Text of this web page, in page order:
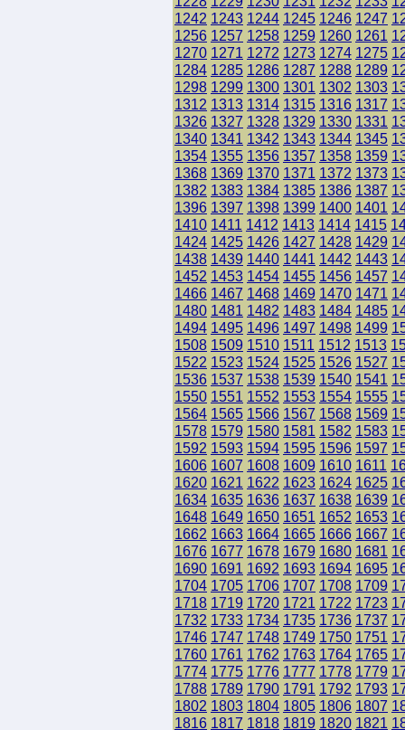
1242 1243 1244 1245 1246 1247
1256 1257 1258 1259 1260 1261
1270 1271 1272 1273 1274 1275
1284 1285 1286 1287 1288 1289
1298 1299 1300 1301 1302 1303
1312 1313 1314 1315 1316 1317
1326 1327 1328 1329 1330 1331
1340 1341 1342 1343 1344 1345
1354 1355 1356 1357 1358 1359
1368 1369 1370 1371 1372 1373
1382 1383 1384 1385 1386 1387
1396 1397 1398 1399 1400 1401
1410 1411 1412 1413 1414 1415
1424 1425 1426 1427 1428 1429
1438 1439 1440 1441 1442 1443
1452 1453 1454 1455 1456 1457
1466 1467 1468 1469 1470 1471
1480 1481 1482 1483 1484 1485
1494 1495 1496 1497 1498 1499
1508 1509 1510 1511 1512 1513
1522 1523 1524 1525 1526 1527
1536 1537 1538 1539 1540 1541
1550 1551 1552 1553 1554 1555
1564 1565 1566 1567 1568 1569
1578 1579 1580 1581 1582 1583
1592 1593 1594 1595 1596 1597
1606 1607 1608 1609 1610 1611
1620 1621 1622 1623 1624 1625
1634 1635 1636 1637 1638 1639
1648 1649 1650 1651 1652 1653
1662 1663 1664 1665 1666 1667
1676 1677 1678 1679 1680 1681
1690 1691 1692 1693 1694 1695
1704 1705 1706 1707 1708 1709
1718 1719 1720 1721 1722 1723
1732 1733 1734 1735 1736 1737
1746 1747 1748 1749 1750 1751
1760 1761 1762 1763 1764 1765
1774 1775 1776 1777 1778 1779
1788 1789 1790 1791 1792 1793
1802 1803 1804 1805 1806 1807
1816 1817 1818 1819 1820 1821